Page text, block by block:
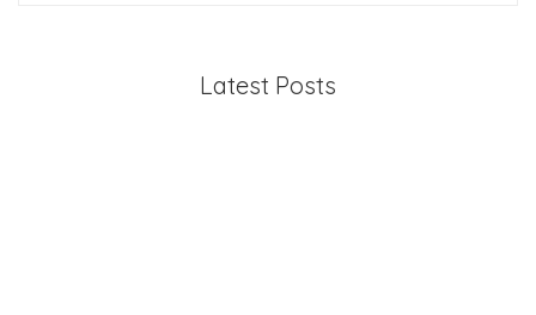
Latest Posts